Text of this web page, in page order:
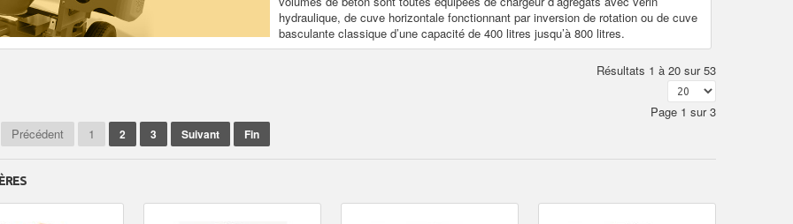
hydraulique, de cuve horizontale fonctionnant par inversion de rotation ou de cuve
basculante classique d’une capacité de 400 litres jusqu’à 800 litres.
Résultats 1 à 20 sur 53
Précédent 1 2 3 Suivant Fin
Page 1 sur 3